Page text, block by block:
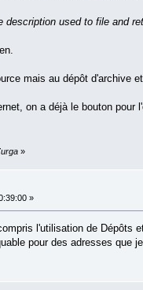
used to file and
mais au dépôt d'archive
on a déjà le bouton pour
»
»
l'utilisation de Dépôts
pour des adresses que